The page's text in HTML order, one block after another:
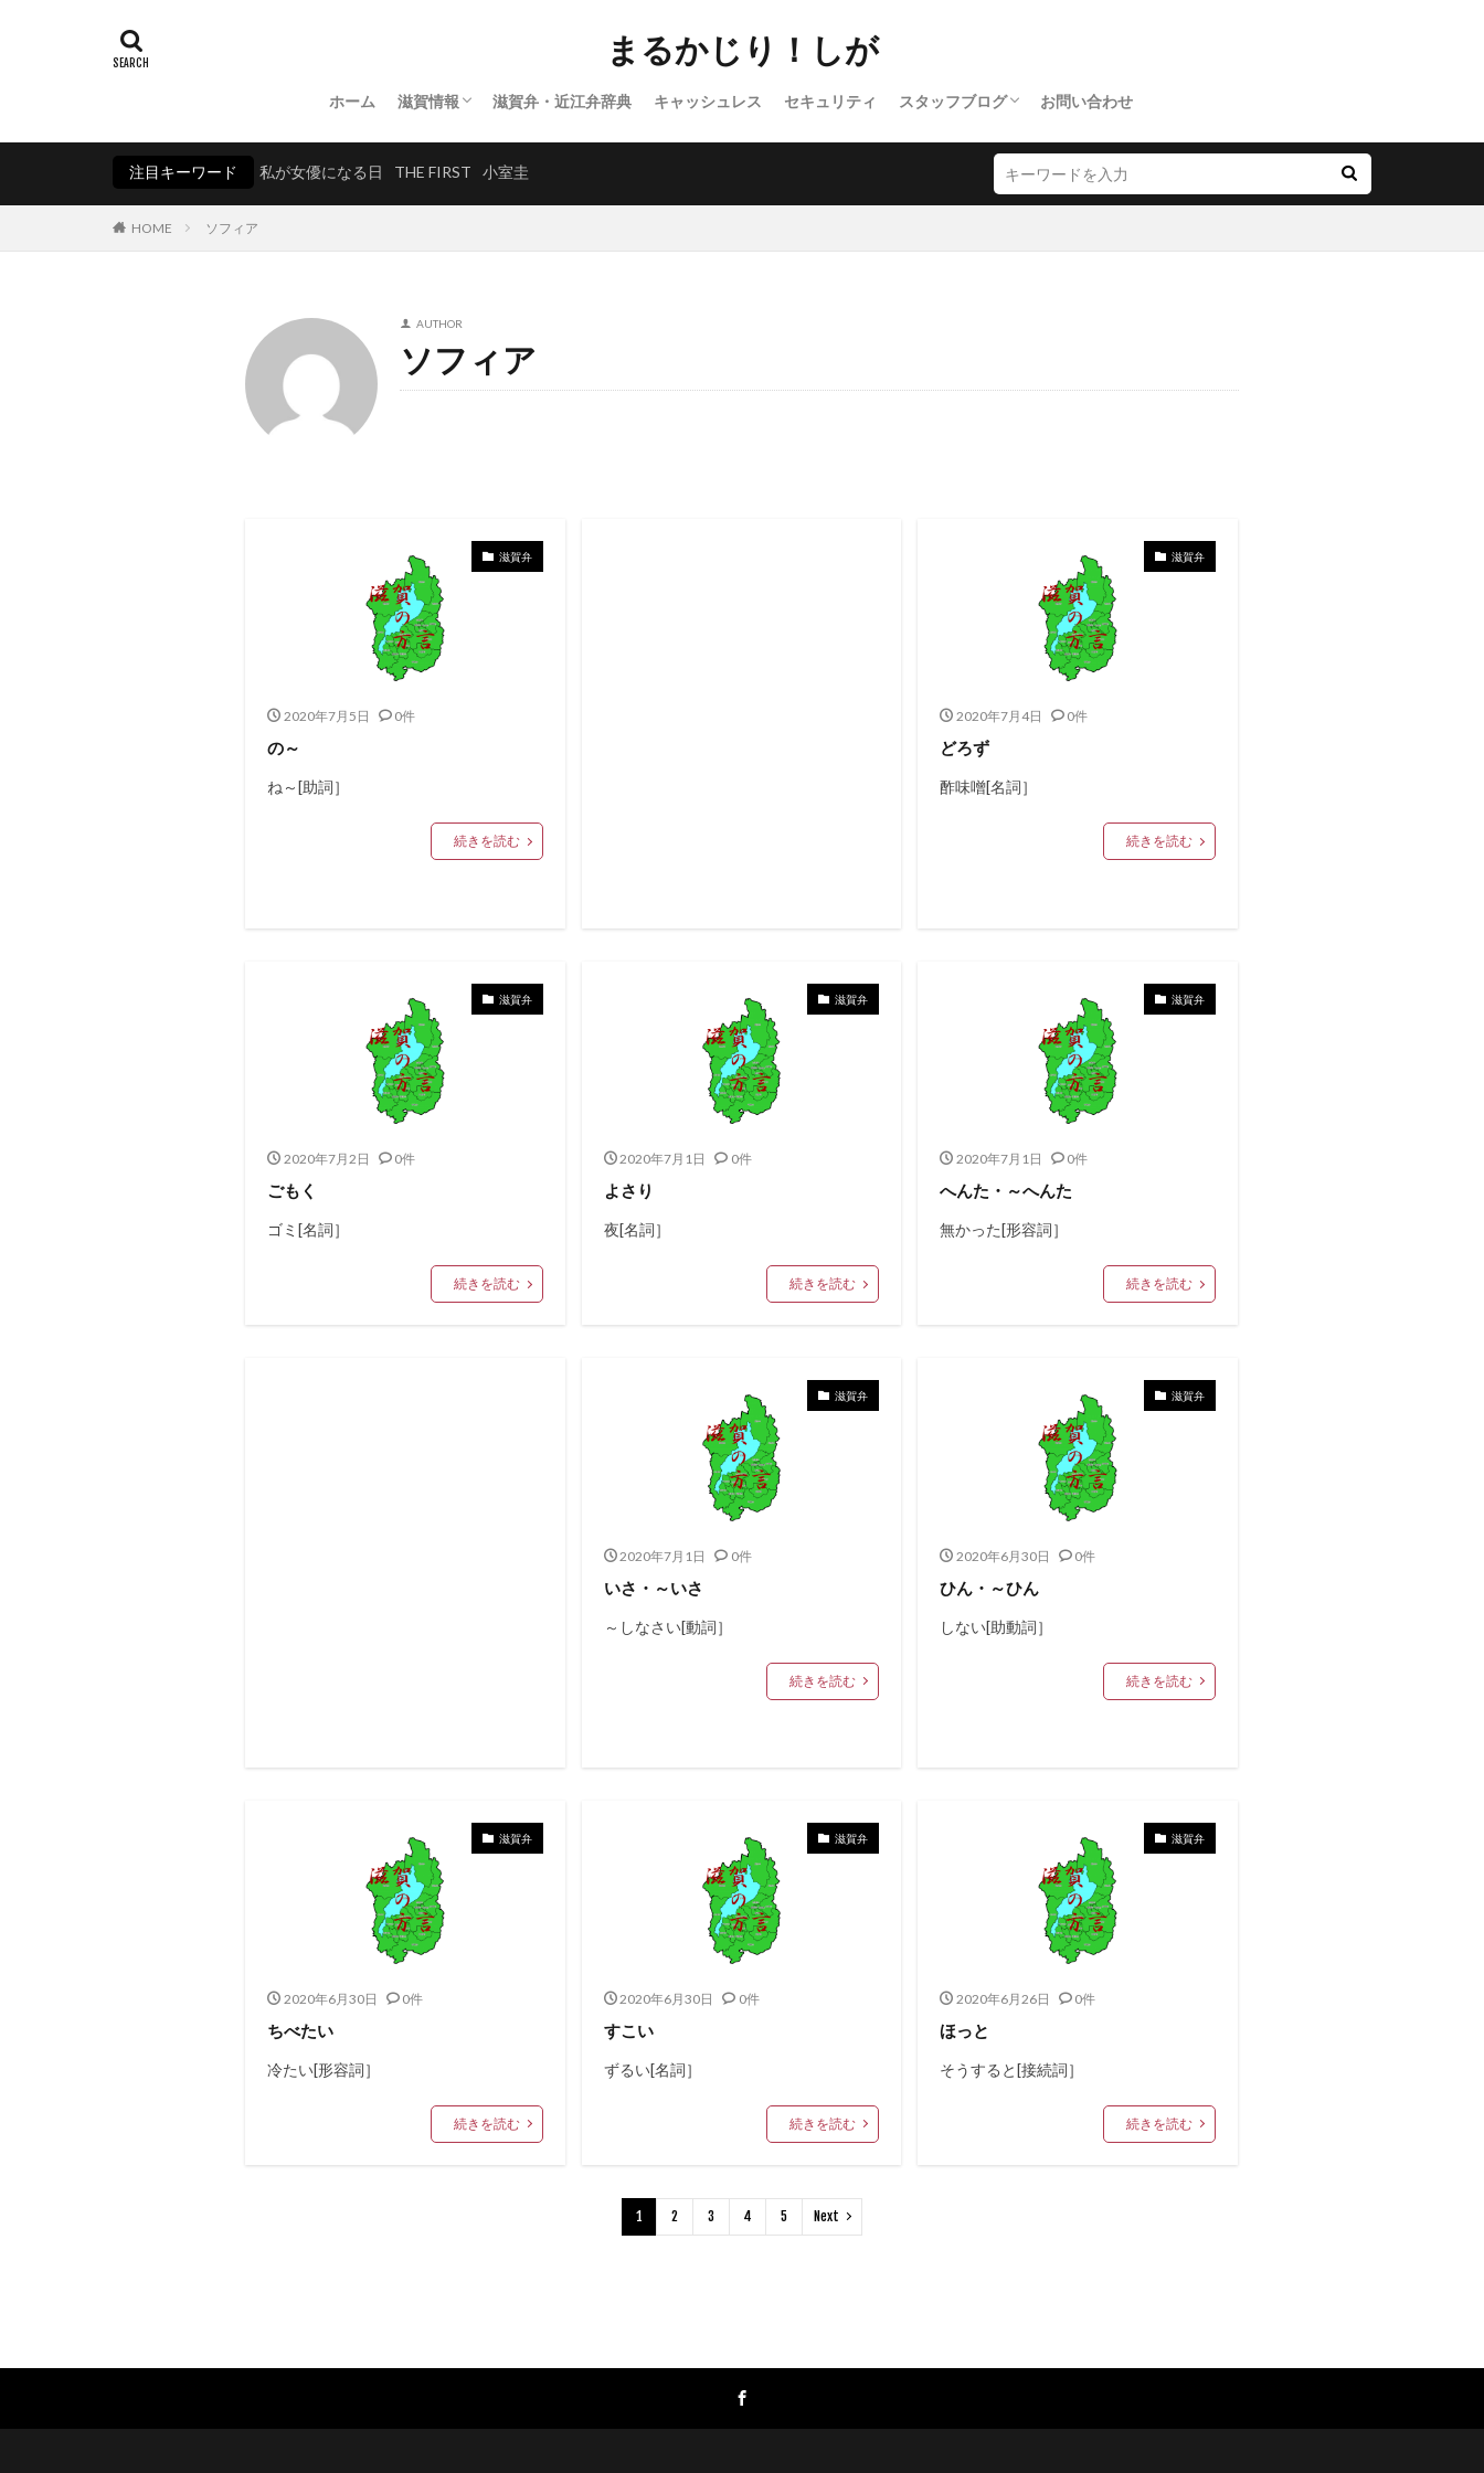
まるかじり！しが
ホーム 滋賀情報
湖北
湖東
湖南
湖西
滋賀弁・近江弁辞典 キャッシュレス セキュリティ スタッフブログ
バラエティ
WordPress
お問い合わせ
注目キーワード 私が女優になる日 THE FIRST 小室圭
HOME ソフィア
AUTHOR
ソフィア
滋賀弁
2020年7月5日 0件
の～
ね～[助詞］
続きを読む
滋賀弁
2020年7月4日 0件
どろず
酢味噌[名詞］
続きを読む
滋賀弁
2020年7月2日 0件
ごもく
ゴミ[名詞］
続きを読む
滋賀弁
2020年7月1日 0件
よさり
夜[名詞］
続きを読む
滋賀弁
2020年7月1日 0件
へんた・～へんた
無かった[形容詞］
続きを読む
滋賀弁
2020年7月1日 0件
いさ・～いさ
～しなさい[動詞］
続きを読む
滋賀弁
2020年6月30日 0件
ひん・～ひん
しない[助動詞］
続きを読む
滋賀弁
2020年6月30日 0件
ちべたい
冷たい[形容詞］
続きを読む
滋賀弁
2020年6月30日 0件
すこい
ずるい[名詞］
続きを読む
滋賀弁
2020年6月26日 0件
ほっと
そうすると[接続詞］
続きを読む
1 2 3 4 5 Next